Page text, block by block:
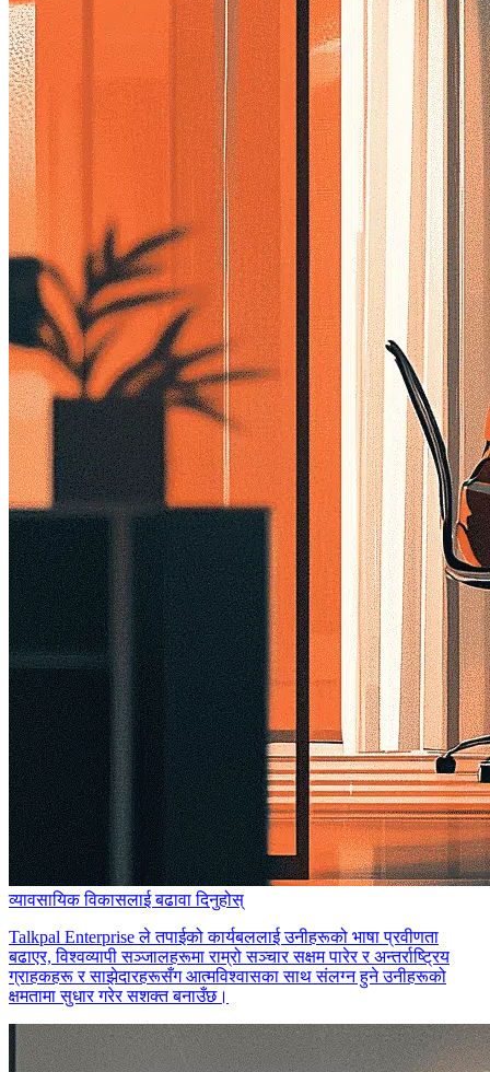
व्यावसायिक विकासलाई बढावा दिनुहोस्
Talkpal Enterprise ले तपाईको कार्यबललाई उनीहरूको भाषा प्रवीणता
बढाएर, विश्वव्यापी सञ्जालहरूमा राम्रो सञ्चार सक्षम पारेर र अन्तर्राष्ट्रिय
ग्राहकहरू र साझेदारहरूसँग आत्मविश्वासका साथ संलग्न हुने उनीहरूको
क्षमतामा सुधार गरेर सशक्त बनाउँछ।